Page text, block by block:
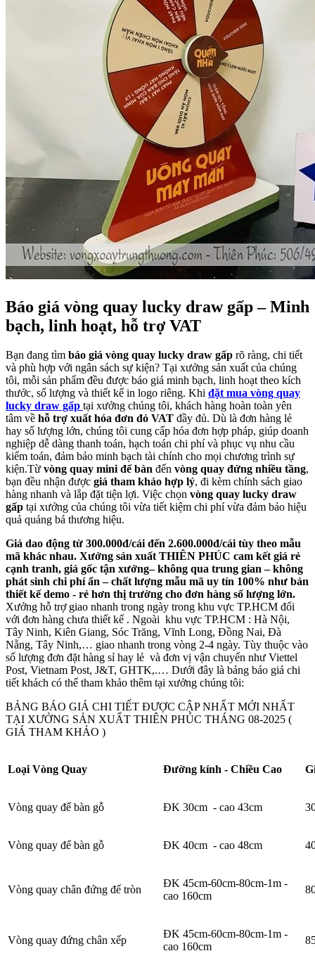
Báo giá vòng quay lucky draw gấp – Minh
bạch, linh hoạt, hỗ trợ VAT
Bạn đang tìm báo giá vòng quay lucky draw gấp rõ ràng, chi tiết
và phù hợp với ngân sách sự kiện? Tại xưởng sản xuất của chúng
tôi, mỗi sản phẩm đều được báo giá minh bạch, linh hoạt theo kích
thước, số lượng và thiết kế in logo riêng. Khi đặt mua vòng quay
lucky draw gấp tại xưởng chúng tôi, khách hàng hoàn toàn yên
tâm về hỗ trợ xuất hóa đơn đỏ VAT đầy đủ. Dù là đơn hàng lẻ
hay số lượng lớn, chúng tôi cung cấp hóa đơn hợp pháp, giúp doanh
nghiệp dễ dàng thanh toán, hạch toán chi phí và phục vụ nhu cầu
kiểm toán, đảm bảo minh bạch tài chính cho mọi chương trình sự
kiện.Từ vòng quay mini để bàn đến vòng quay đứng nhiều tầng,
bạn đều nhận được giá tham khảo hợp lý, đi kèm chính sách giao
hàng nhanh và lắp đặt tiện lợi. Việc chọn vòng quay lucky draw
gấp tại xưởng của chúng tôi vừa tiết kiệm chi phí vừa đảm bảo hiệu
quả quảng bá thương hiệu.
Giá dao động từ 300.000đ/cái đến 2.600.000đ/cái tùy theo mẫu
mã khác nhau. Xưởng sản xuất THIÊN PHÚC cam kết giá rẻ
cạnh tranh, giá gốc tận xưởng– không qua trung gian – không
phát sinh chi phí ẩn – chất lượng mẫu mã uy tín 100% như bản
thiết kế demo - rẻ hơn thị trường cho đơn hàng số lượng lớn.
Xưởng hỗ trợ giao nhanh trong ngày trong khu vực TP.HCM đối
với đơn hàng chưa thiết kế . Ngoài khu vực TP.HCM : Hà Nội,
Tây Ninh, Kiên Giang, Sóc Trăng, Vĩnh Long, Đồng Nai, Đà
Nẵng, Tây Ninh,… giao nhanh trong vòng 2-4 ngày. Tùy thuộc vào
số lượng đơn đặt hàng sỉ hay lẻ và đơn vị vận chuyển như Viettel
Post, Vietnam Post, J&T, GHTK,.… Dưới đây là bảng báo giá chi
tiết khách có thể tham khảo thêm tại xưởng chúng tôi:
BẢNG BÁO GIÁ CHI TIẾT ĐƯỢC CẬP NHẤT MỚI NHẤT
TẠI XƯỞNG SẢN XUẤT THIÊN PHÚC THÁNG 08-2025 (
GIÁ THAM KHẢO )
Loại Vòng Quay Đường kính - Chiều Cao
Vòng quay để bàn gỗ ĐK 30cm - cao 43cm
Vòng quay để bàn gỗ ĐK 40cm - cao 48cm
Vòng quay chân đứng đế tròn
ĐK 45cm-60cm-80cm-1m -
cao 160cm
Vòng quay đứng chân xếp
ĐK 45cm-60cm-80cm-1m -
cao 160cm